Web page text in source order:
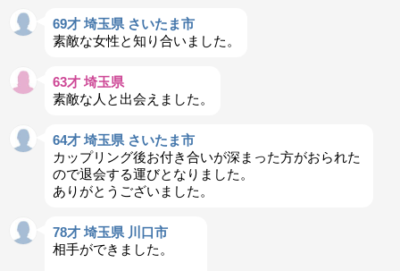
69才 埼玉県 さいたま市
素敵な女性と知り合いました。
63才 埼玉県
素敵な人と出会えました。
64才 埼玉県 さいたま市
カップリング後お付き合いが深まった方がおられた
ので退会する運びとなりました。
ありがとうございました。
78才 埼玉県 川口市
相手ができました。